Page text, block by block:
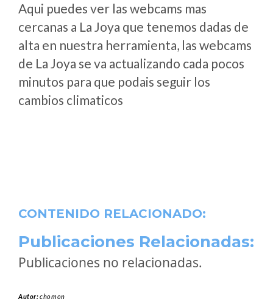
Aqui puedes ver las webcams mas
cercanas a La Joya que tenemos dadas de
alta en nuestra herramienta, las webcams
de La Joya se va actualizando cada pocos
minutos para que podais seguir los
cambios climaticos
CONTENIDO RELACIONADO:
Publicaciones Relacionadas:
Publicaciones no relacionadas.
Autor:chomon